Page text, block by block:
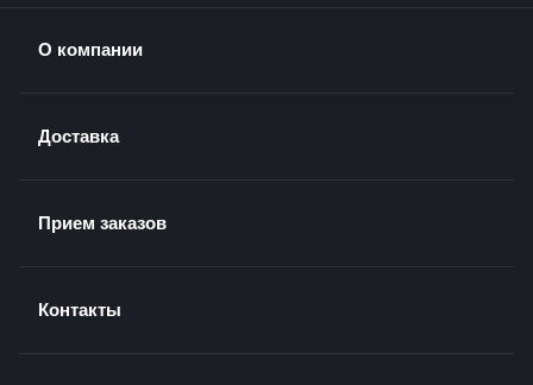
О компании
Доставка
Прием заказов
Контакты